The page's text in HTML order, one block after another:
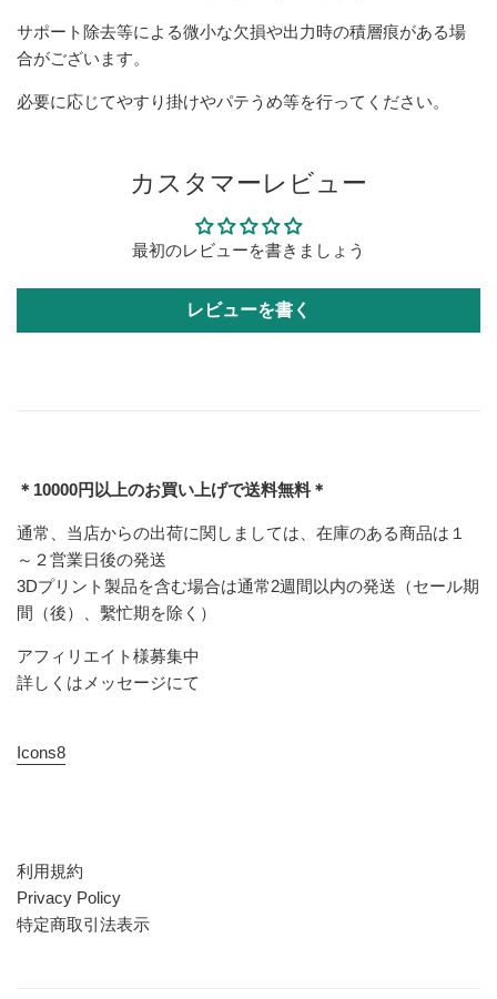
サポート除去等による微小な欠損や出力時の積層痕がある場
合がございます。
必要に応じてやすり掛けやパテうめ等を行ってください。
カスタマーレビュー
最初のレビューを書きましょう
レビューを書く
＊10000円以上のお買い上げで送料無料＊
通常、当店からの出荷に関しましては、在庫のある商品は１
～２営業日後の発送
3Dプリント製品を含む場合は通常2週間以内の発送（セール期
間（後）、繫忙期を除く）
アフィリエイト様募集中
詳しくはメッセージにて
Icons8
利用規約
Privacy Policy
特定商取引法表示